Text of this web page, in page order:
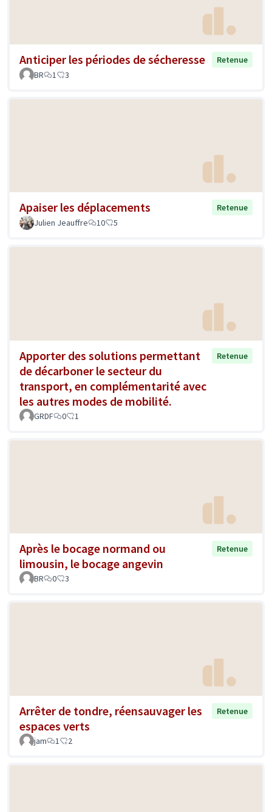
Anticiper les périodes de sécheresse
Retenue
BR
1 3
Apaiser les déplacements
Retenue
Julien Jeauffre
10 5
Apporter des solutions permettant
de décarboner le secteur du
transport, en complémentarité avec
les autres modes de mobilité.
Retenue
GRDF 0 1
Après le bocage normand ou
limousin, le bocage angevin
Retenue
BR 0 3
Arrêter de tondre, réensauvager les
espaces verts
Retenue
jam 1 2